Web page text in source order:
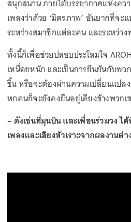
สนุกสนาน ภายใต้บรรยากาศแห่งคว
เพลงว่าด้วย ‘มิตรภาพ’ อันยากที่จะ
ระหว่างสมาชิกแต่ละคน และระหว่า
ทั้งนี้ก็เพื่อช่วยปลอบประโลมใจ
เหนื่อยหนัก และเป็นการยืนยันกับพวก
ขึ้น หรือจะต้องผ่านความเปลี่ยนแปล
หกคนก็จะยังคงยืนอยู่เคียงข้างพวกเ
– ดังเช่นที่มุนบิน และเพื่อนร่วมวง ไ
เพลงและเสียงหัวเราะจากผลงานต่